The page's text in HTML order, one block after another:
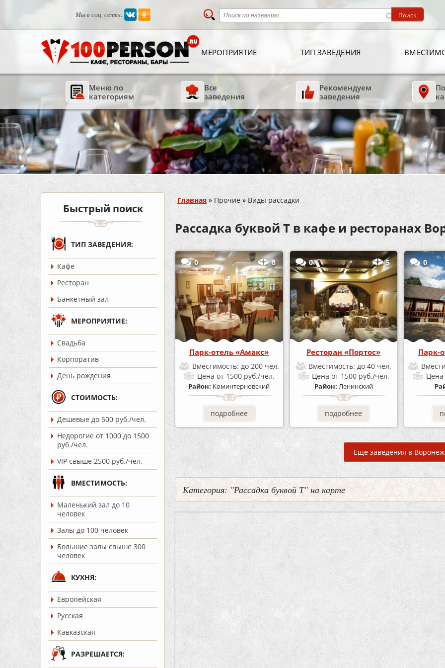
Мы в соц. сетях:
МЕРОПРИЯТИЕ ТИП ЗАВЕДЕНИЯ
Меню по
категориям
Все
заведения
Рекомендуем
заведения
Быстрый поиск
ТИП ЗАВЕДЕНИЯ:
Кафе
Ресторан
Банкетный зал
МЕРОПРИЯТИЕ:
Cвадьба
Корпоратив
День рождения
СТОИМОСТЬ:
Дешевые до 500 руб./чел.
Недорогие от 1000 до 1500
руб./чел.
VIP свыше 2500 руб./чел.
ВМЕСТИМОСТЬ:
Маленький зал до 10
человек
Залы до 100 человек
Большие залы свыше 300
человек
КУХНЯ:
Европейская
Русская
Кавказская
РАЗРЕШАЕТСЯ:
Вы здесь
Главная » Прочие » Виды рассадки
Рассадка буквой Т в кафе и ресторанах
0 8
Парк-отель «Амакс»
Вместимость: до 200 чел.
Ценаот 1500 руб./чел.
Район: Коминтерновский
подробнее
0 5
Ресторан «Портос»
Вместимость:до 40 чел.
Цена от 1500 руб./чел.
Район: Ленинский
подробнее
0
Парк-
Еще заведения в
Категория: "Рассадка буквой Т" на карте